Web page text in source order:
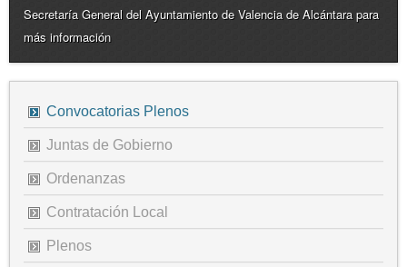
Secretaría General del Ayuntamiento de Valencia de Alcántara para
más información
Convocatorias Plenos
Juntas de Gobierno
Ordenanzas
Contratación Local
Plenos